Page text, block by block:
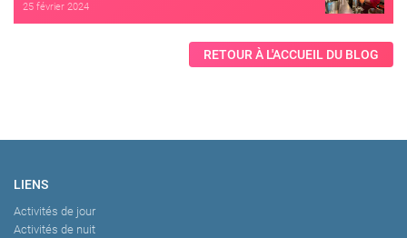
25 février 2024
RETOUR À L'ACCUEIL DU BLOG
LIENS
Activités de jour
Activités de nuit